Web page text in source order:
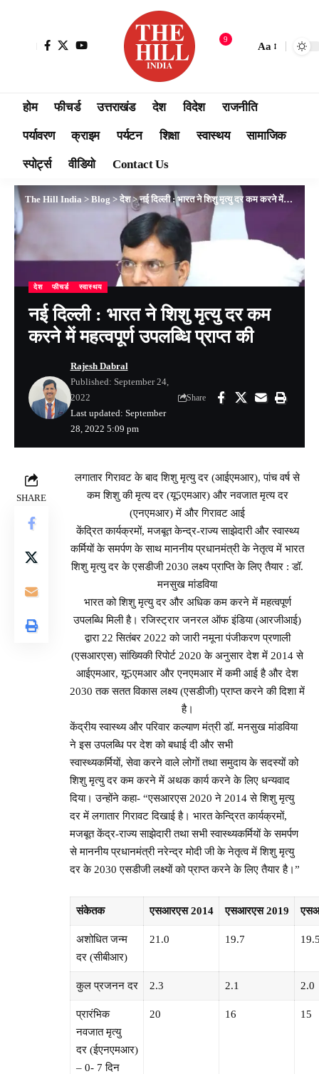
9
Aa
होम फीचर्ड उत्तराखंड देश विदेश राजनीति
पर्यावरण क्राइम पर्यटन शिक्षा स्वास्थय सामाजिक
स्पोर्ट्स वीडियो Contact Us
The Hill India>Blog>देश>नई दिल्ली : भारत ने शिशु मृत्यु दर कम करने में महत्वपूर्ण उपलब्धि प्राप्त की
देश फीचर्ड स्वास्थय
नई दिल्ली : भारत ने शिशु मृत्यु दर कम
करने में महत्वपूर्ण उपलब्धि प्राप्त की
Last updated: September
28, 2022 5:09 pm
Rajesh Dabral
Published: September 24,
2022
Share
SHARE
लगातार गिरावट के बाद शिशु मृत्यु दर (आईएमआर), पांच वर्ष से
कम शिशु की मृत्य दर (यू5एमआर) और नवजात मृत्य दर
(एनएमआर) में और गिरावट आई
केंद्रित कार्यक्रमों, मजबूत केन्द्र-राज्य साझेदारी और स्वास्थ्य
कर्मियों के समर्पण के साथ माननीय प्रधानमंत्री के नेतृत्व में भारत
शिशु मृत्यु दर के एसडीजी 2030 लक्ष्य प्राप्ति के लिए तैयार : डॉ.
मनसुख मांडविया
भारत को शिशु मृत्यु दर और अधिक कम करने में महत्वपूर्ण
उपलब्धि मिली है। रजिस्ट्रार जनरल ऑफ इंडिया (आरजीआई)
द्वारा 22 सितंबर 2022 को जारी नमूना पंजीकरण प्रणाली
(एसआरएस) सांख्यिकी रिपोर्ट 2020 के अनुसार देश में 2014 से
आईएमआर, यू5एमआर और एनएमआर में कमी आई है और देश
2030 तक सतत विकास लक्ष्य (एसडीजी) प्राप्त करने की दिशा में
है।
केंद्रीय स्वास्थ्य और परिवार कल्याण मंत्री डॉ. मनसुख मांडविया
ने इस उपलब्धि पर देश को बधाई दी और सभी
स्वास्थ्यकर्मियों, सेवा करने वाले लोगों तथा समुदाय के सदस्यों को
शिशु मृत्यु दर कम करने में अथक कार्य करने के लिए धन्यवाद
दिया। उन्होंने कहा- “एसआरएस 2020 ने 2014 से शिशु मृत्यु
दर में लगातार गिरावट दिखाई है। भारत केन्द्रित कार्यक्रमों,
मजबूत केंद्र-राज्य साझेदारी तथा सभी स्वास्थ्यकर्मियों के समर्पण
से माननीय प्रधानमंत्री नरेन्द्र मोदी जी के नेतृत्व में शिशु मृत्यु
दर के 2030 एसडीजी लक्ष्यों को प्राप्त करने के लिए तैयार है।”
संकेतक एसआरएस2014 एसआरएस 2019
अशोधित जन्म
दर (सीबीआर)
21.0 19.7
कुल प्रजनन दर 2.3 2.1 2.0
प्रारंभिक
नवजात मृत्यु
दर (ईएनएमआर)
– 0- 7 दिन
20 16 15